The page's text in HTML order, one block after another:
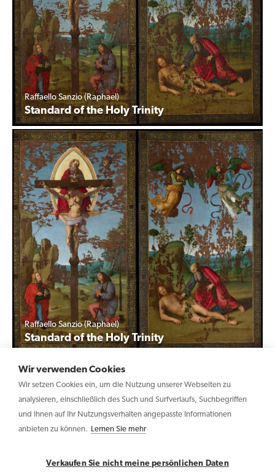
Wir verwenden Cookies
Wir setzen Cookies ein, um die Nutzung unserer Webseiten zu
analysieren, einschließlich des Such und Surfverlaufs, Suchbegriffen
und Ihnen auf Ihr Nutzungsverhalten angepasste Informationen
anbieten zu können.
Lernen Sie mehr
Verkaufen Sie nicht meine persönlichen Daten
Raffaello Sanzio (Raphael)
Standard of the Holy Trinity
Raffaello Sanzio (Raphael)
Standard of the Holy Trinity